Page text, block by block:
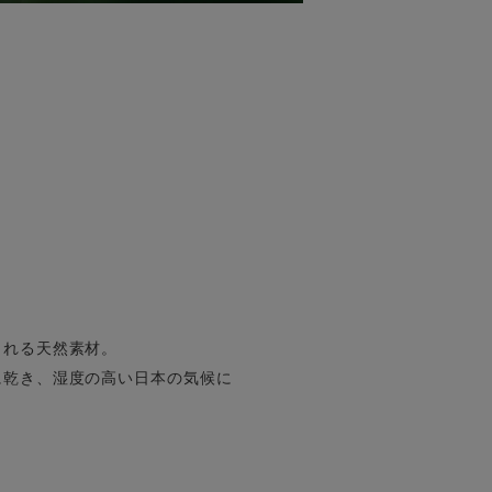
る天然素材。
き、湿度の高い日本の気候に